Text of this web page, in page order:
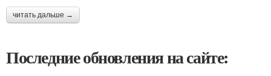
читать дальше →
Последние обновления на сайте: